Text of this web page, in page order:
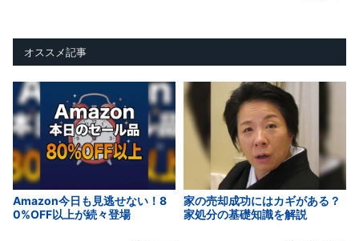
オススメ記事
Amazon今日も見逃せない！8
0%OFF以上が続々登場
家の売却成功にはカギがある？
家処分の基礎知識を解説